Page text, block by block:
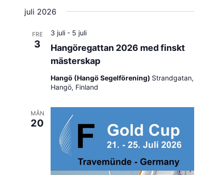
juli 2026
FRE
3
Hangöregattan 2026 med finskt
mästerskap
3 juli- 5 juli
Hangö (Hangö Segelförening) Strandgatan,
Hangö, Finland
MÅN
20